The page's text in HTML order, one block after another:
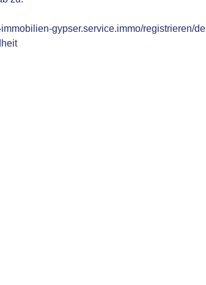
gypser.service.immo/registrieren/de